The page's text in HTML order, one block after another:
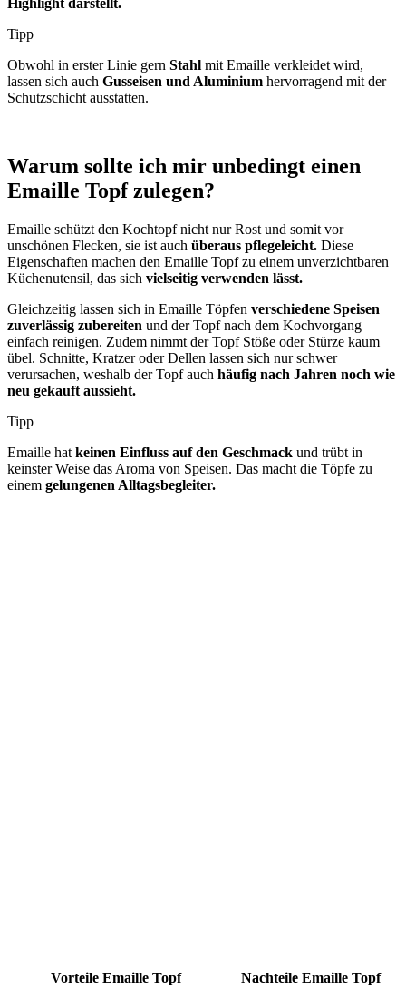
Tipp
Obwohl in erster Linie gern Stahl mit Emaille verkleidet wird,
lassen sich auch Gusseisen und Aluminium hervorragend mit der
Schutzschicht ausstatten.
Warum sollte ich mir unbedingt einen
Emaille Topf zulegen?
Emaille schützt den Kochtopf nicht nur Rost und somit vor
unschönen Flecken, sie ist auch überaus pflegeleicht. Diese
Eigenschaften machen den Emaille Topf zu einem unverzichtbaren
Küchenutensil, das sich vielseitig verwenden lässt.
Gleichzeitig lassen sich in Emaille Töpfen verschiedene Speisen
zuverlässig zubereiten und der Topf nach dem Kochvorgang
einfach reinigen. Zudem nimmt der Topf Stöße oder Stürze kaum
übel. Schnitte, Kratzer oder Dellen lassen sich nur schwer
verursachen, weshalb der Topf auch häufig nach Jahren noch wie
neu gekauft aussieht.
Tipp
Emaille hat keinen Einfluss auf den Geschmack und trübt in
keinster Weise das Aroma von Speisen. Das macht die Töpfe zu
einem gelungenen Alltagsbegleiter.
Vorteile Emaille Topf Nachteile Emaille Topf